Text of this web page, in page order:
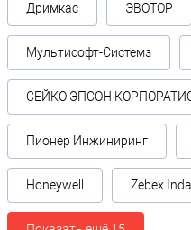
Дримкас ЭВОТОР
Мультисофт-Системз
СЕЙКО ЭПСОН
Пионер Инжиниринг
Honeywell Zebex